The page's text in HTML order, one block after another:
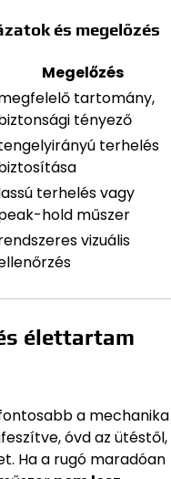
és megelőzés
Megelőzés
tartomány,
tényező
terhelés
terhelés vagy
hold műszer
vizuális
élettartam
a mechanika
óvd az ütéstől,
Ha a rugó maradóan